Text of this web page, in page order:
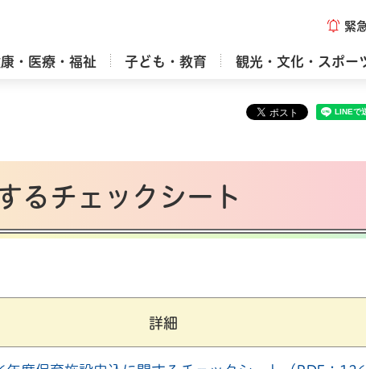
緊
・医療・福祉 子ども・教育 観光・文化・スポー
るチェックシート
詳細